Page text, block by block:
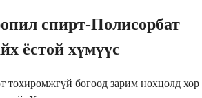
спирт-Полисорбат
ёстой хүмүүс
тохиромжгүй бөгөөд зарим нөхцөлд хор